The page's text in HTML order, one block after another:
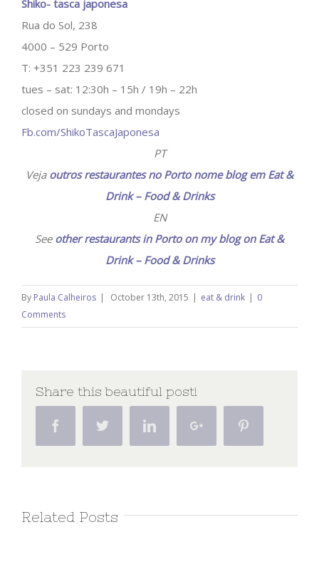
Shiko- tasca japonesa
Rua do Sol, 238
4000 – 529 Porto
T: +351 223 239 671
tues – sat: 12:30h – 15h / 19h – 22h
closed on sundays and mondays
Fb.com/ShikoTascaJaponesa
PT
Veja outros restaurantes no Porto nome blog em Eat &
Drink – Food & Drinks
EN
See other restaurants in Porto on my blog on Eat &
Drink – Food & Drinks
By Paula Calheiros | October 13th, 2015 | eat & drink | 0
Comments
Share this beautiful post!
Facebook Twitter LinkedinGoogle+
Related Posts